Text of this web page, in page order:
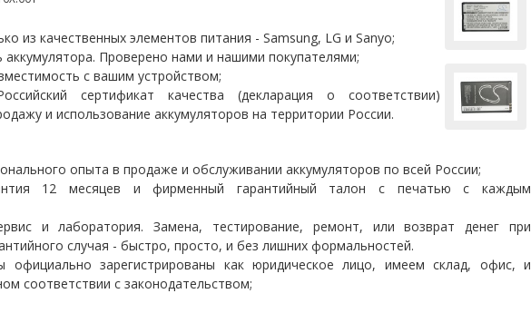
из качественных элементов питания - Samsung, LG и Sanyo;
аккумулятора. Проверено нами и нашими покупателями;
с вашим устройством;
сертификат качества (декларация о соответствии)
и использование аккумуляторов на территории России.
опыта в продаже и обслуживании аккумуляторов по всей России;
12 месяцев и фирменный гарантийный талон с печатью с каждым
и лаборатория. Замена, тестирование, ремонт, или возврат денег при
случая - быстро, просто, и без лишних формальностей.
зарегистрированы как юридическое лицо, имеем склад, офис, и
соответствии с законодательством;